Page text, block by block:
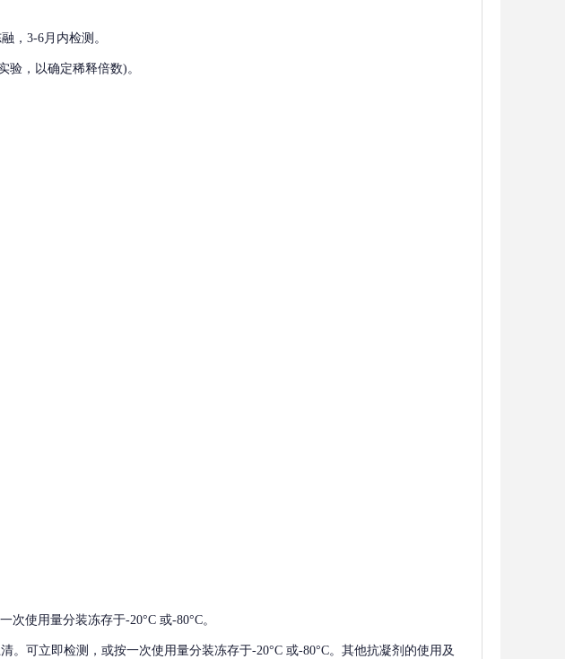
，3-6月内检测。
验，以确定稀释倍数)。
使用量分装冻存于-20°C 或-80°C。
。可立即检测，或按一次使用量分装冻存于-20°C 或-80°C。其他抗凝剂的使用及